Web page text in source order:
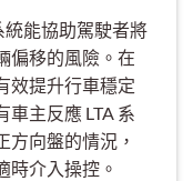
統能協助駕駛者將
偏移的風險。在
效提升行車穩定
主反應 LTA 系
方向盤的情況，
時介入操控。